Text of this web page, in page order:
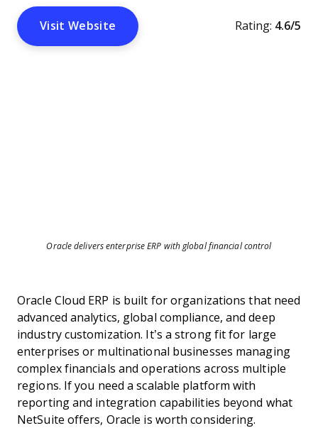
Visit Website Rating: 4.6/5
Oracle delivers enterprise ERP with global financial control
Oracle Cloud ERP is built for organizations that need
advanced analytics, global compliance, and deep
industry customization. It’s a strong fit for large
enterprises or multinational businesses managing
complex financials and operations across multiple
regions. If you need a scalable platform with
reporting and integration capabilities beyond what
NetSuite offers, Oracle is worth considering.